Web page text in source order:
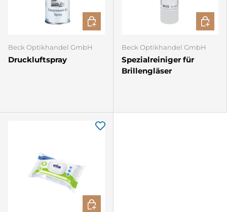
Beck Optikhandel GmbH
Druckluftspray
IN DEN WARENKORB
Beck Optikhandel GmbH
Spezialreiniger für
Brillengläser
IN DEN
OPTIONEN AUSWÄHLEN